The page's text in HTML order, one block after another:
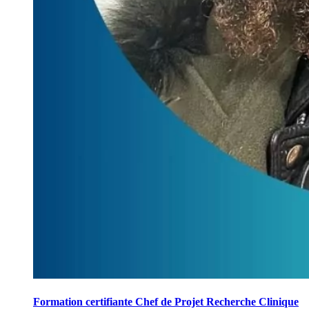
Formation certifiante Chef de Projet Recherche Clinique